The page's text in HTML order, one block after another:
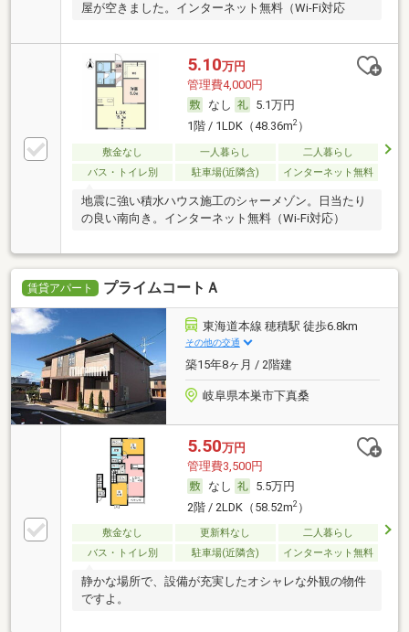
屋が空きました。インターネット無料（Wi-Fi対応
5.10万円
管理費4,000円
なし
5.1万円
1階 / 1LDK（48.36m2）
敷金なし 一人暮らし
二人暮らし
バス・トイレ別
駐車場(近隣含) インターネット無料
地震に強い積水ハウス施工のシャーメゾン。日当たり
の良い南向き。インターネット無料（Wi-Fi対応）
賃貸アパート プライムコートＡ
東海道本線 穂積駅 徒歩6.8km
その他の交通
築15年8ヶ月 / 2階建
岐阜県本巣市下真桑
5.50万円
管理費3,500円
なし
5.5万円
2階 / 2LDK（58.52m2）
敷金なし 更新料なし
二人暮らし
バス・トイレ別
駐車場(近隣含) インターネット無料
静かな場所で、設備が充実したオシャレな外観の物件
ですよ。